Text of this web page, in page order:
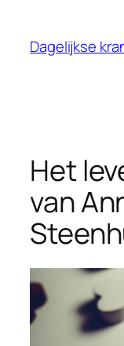
Dagelijkse
Het
van